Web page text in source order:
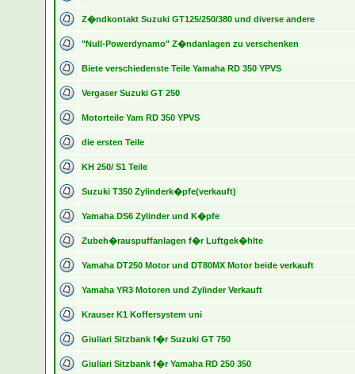
Z�ndkontakt Suzuki GT125/250/380 und diverse andere
"Null-Powerdynamo" Z�ndanlagen zu verschenken
Biete verschiedenste Teile Yamaha RD 350 YPVS
Vergaser Suzuki GT 250
Motorteile Yam RD 350 YPVS
die ersten Teile
KH 250/ S1 Teile
Suzuki T350 Zylinderk�pfe(verkauft)
Yamaha DS6 Zylinder und K�pfe
Zubeh�rauspuffanlagen f�r Luftgek�hlte
Yamaha DT250 Motor und DT80MX Motor beide verkauft
Yamaha YR3 Motoren und Zylinder Verkauft
Krauser K1 Koffersystem uni
Giuliari Sitzbank f�r Suzuki GT 750
Giuliari Sitzbank f�r Yamaha RD 250 350